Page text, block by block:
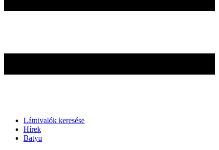
Látnivalók keresése
Hírek
Batyu